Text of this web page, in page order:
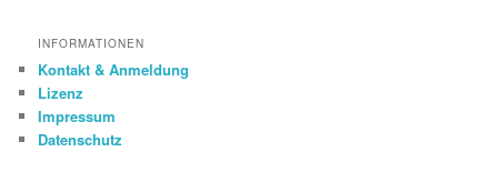
INFORMATIONEN
Kontakt & Anmeldung
Lizenz
Impressum
Datenschutz